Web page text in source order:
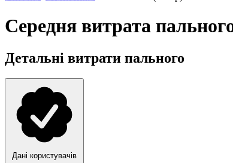
Середня витрата
Детальні витрати пального
Дані користувачів